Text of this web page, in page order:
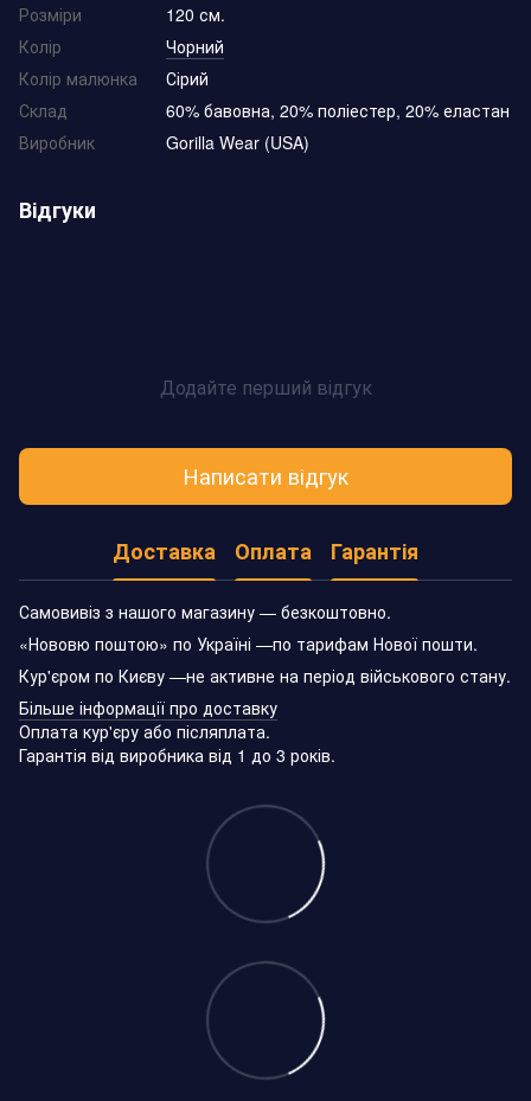
Розміри
120 см.
Колір
Чорний
Колір малюнка
Сірий
Склад
60% бавовна, 20% поліестер, 20% еластан
Виробник
Gorilla Wear (USA)
Відгуки
Додайте перший відгук
Написати відгук
Доставка Оплата Гарантія
Самовивіз з нашого магазину — безкоштовно.
«Нововю поштою» по Україні —по тарифам Нової пошти.
Кур'єром по Києву —не активне на період військового стану.
Більше інформації про доставку
Оплата кур'єру або післяплата.
Гарантія від виробника від 1 до 3 років.